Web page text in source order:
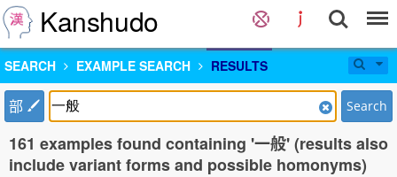
Kanshudo
SEARCH EXAMPLE SEARCH RESULTS
部 Search
161 examples found containing '一般' (results also
include variant forms and possible homonyms)